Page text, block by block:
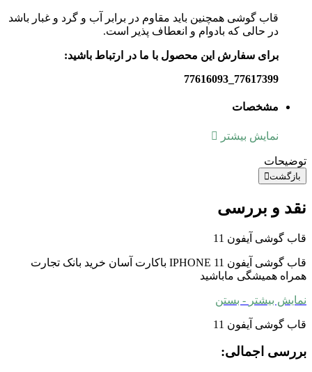
قاب گوشی همچنین باید مقاوم در برابر آب و گرد و غبار باشد
در حالی که بادوام و انعطاف پذیر است.
برای سفارش این محصول با ما در ارتباط باشید:
77617399_77616093
مشخصات
نمایش بیشتر
توضیحات
بازگشت
نقد و بررسی
قاب گوشی آیفون 11
قاب گوشی آیفون IPHONE 11 باکارت آسان خرید بانک تجارت
همراه همیشگی ماباشید
نمایش بیشتر - بستن
قاب گوشی آیفون 11
بررسی اجمالی: